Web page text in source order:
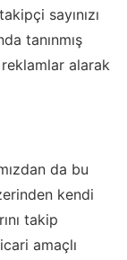
sayınızı
tanınmış
alarak
da bu
kendi
takip
amaçlı